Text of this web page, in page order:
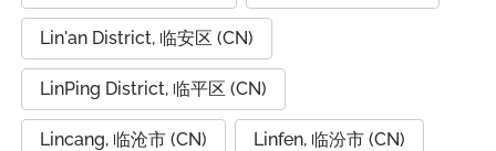
Lin'an District, 临安区 (CN)
LinPing District, 临平区 (CN)
Lincang, 临沧市 (CN) Linfen, 临汾市 (CN)